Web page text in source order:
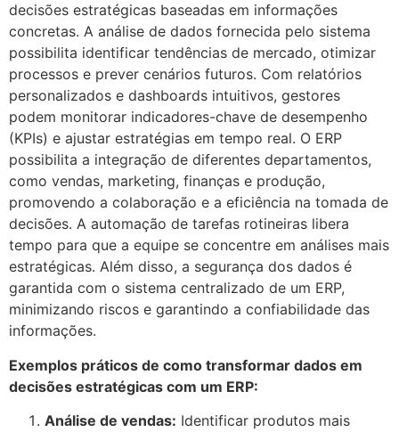
decisões estratégicas baseadas em informações
concretas. A análise de dados fornecida pelo sistema
possibilita identificar tendências de mercado, otimizar
processos e prever cenários futuros. Com relatórios
personalizados e dashboards intuitivos, gestores
podem monitorar indicadores-chave de desempenho
(KPIs) e ajustar estratégias em tempo real. O ERP
possibilita a integração de diferentes departamentos,
como vendas, marketing, finanças e produção,
promovendo a colaboração e a eficiência na tomada de
decisões. A automação de tarefas rotineiras libera
tempo para que a equipe se concentre em análises mais
estratégicas. Além disso, a segurança dos dados é
garantida com o sistema centralizado de um ERP,
minimizando riscos e garantindo a confiabilidade das
informações.
Exemplos práticos de como transformar dados em
decisões estratégicas com um ERP:
Análise de vendas: Identificar produtos mais